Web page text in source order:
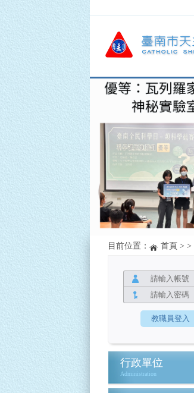
目前位置： 首頁 > >
行政單位
Administration